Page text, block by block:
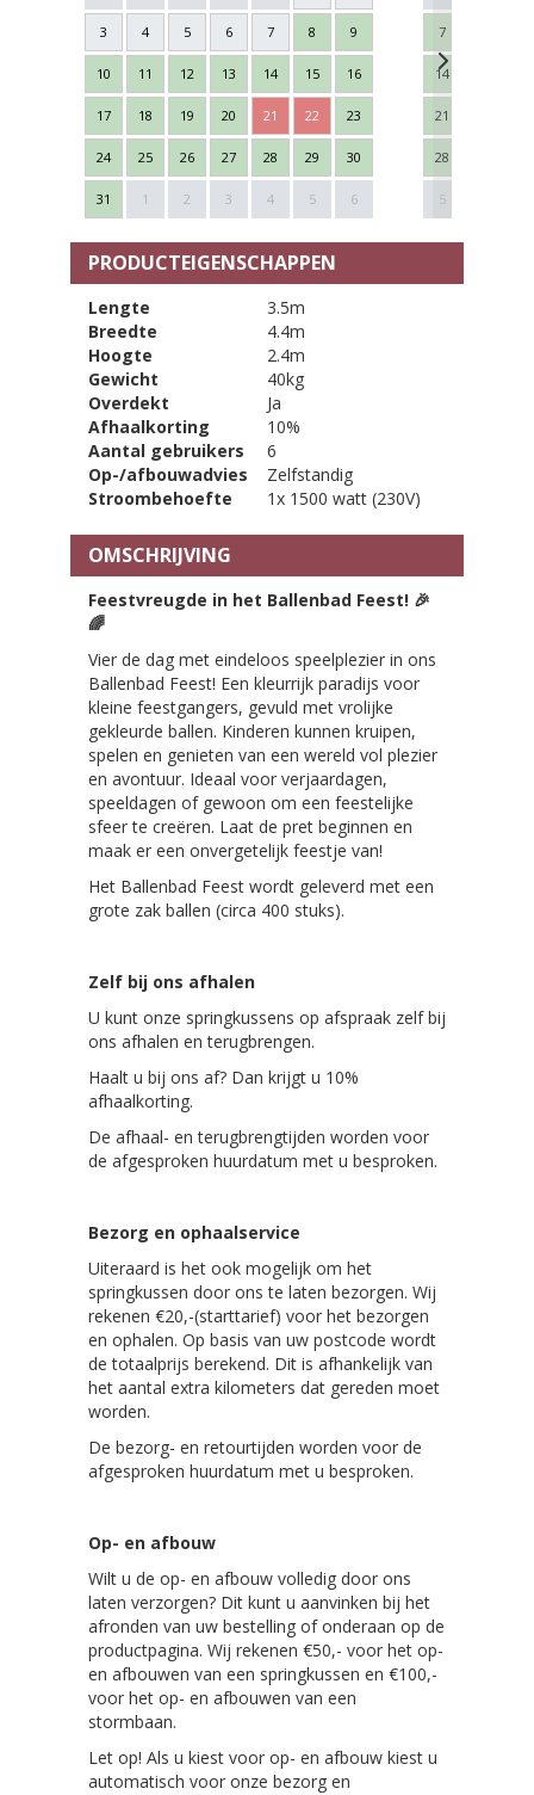
3 4 5 6 7 8 9
10 11 12 13 14 15 16
17 18 19 20 21 22 23
24 25 26 27 28 29 30
31 1 2 3 4 5 6
7
14
21
28
5
Next
PRODUCTEIGENSCHAPPEN
Lengte
3.5m
Breedte
4.4m
Hoogte
2.4m
Gewicht
40kg
Overdekt
Ja
Afhaalkorting
10%
Aantal gebruikers
6
Op-/afbouwadvies
Zelfstandig
Stroombehoefte
1x 1500 watt (230V)
OMSCHRIJVING
Feestvreugde in het Ballenbad Feest! 🎉
🌈
Vier de dag met eindeloos speelplezier in ons
Ballenbad Feest! Een kleurrijk paradijs voor
kleine feestgangers, gevuld met vrolijke
gekleurde ballen. Kinderen kunnen kruipen,
spelen en genieten van een wereld vol plezier
en avontuur. Ideaal voor verjaardagen,
speeldagen of gewoon om een feestelijke
sfeer te creëren. Laat de pret beginnen en
maak er een onvergetelijk feestje van!
Het Ballenbad Feest wordt geleverd met een
grote zak ballen (circa 400 stuks).
Zelf bij ons afhalen
U kunt onze springkussens op afspraak zelf bij
ons afhalen en terugbrengen.
Haalt u bij ons af? Dan krijgt u 10%
afhaalkorting.
De afhaal- en terugbrengtijden worden voor
de afgesproken huurdatum met u besproken.
Bezorg en ophaalservice
Uiteraard is het ook mogelijk om het
springkussen door ons te laten bezorgen. Wij
rekenen €20,-(starttarief) voor het bezorgen
en ophalen. Op basis van uw postcode wordt
de totaalprijs berekend. Dit is afhankelijk van
het aantal extra kilometers dat gereden moet
worden.
De bezorg- en retourtijden worden voor de
afgesproken huurdatum met u besproken.
Op- en afbouw
Wilt u de op- en afbouw volledig door ons
laten verzorgen? Dit kunt u aanvinken bij het
afronden van uw bestelling of onderaan op de
productpagina. Wij rekenen €50,- voor het op-
en afbouwen van een springkussen en €100,-
voor het op- en afbouwen van een
stormbaan.
Let op! Als u kiest voor op- en afbouw kiest u
automatisch voor onze bezorg en